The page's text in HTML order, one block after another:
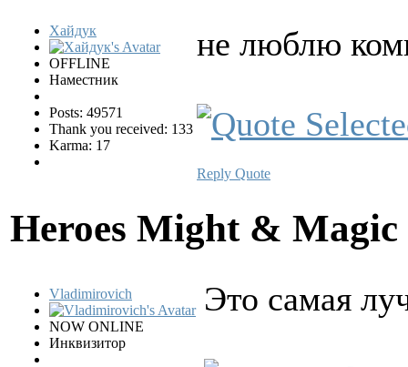
Хайдук
OFFLINE
Наместник
Posts: 49571
Thank you received: 133
Karma: 17
не люблю
Reply Quote
Heroes Might &
Vladimirovich
NOW ONLINE
Инквизитор
Это самая